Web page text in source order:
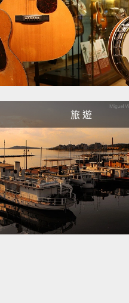
鐵融合
What!
什麼!
And
那你的
It's
要爆炸了!
I'm
我是超新
旅 遊